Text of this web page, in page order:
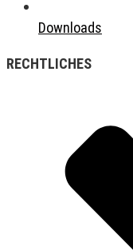
Downloads
RECHTLICHES